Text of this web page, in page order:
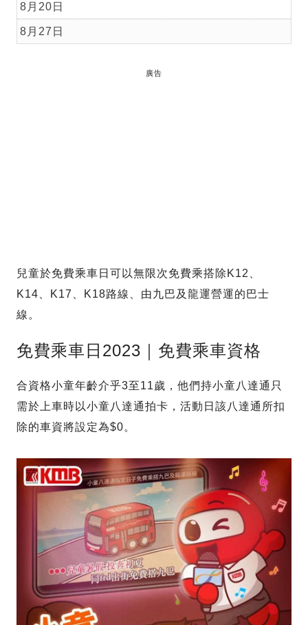
8月20日
8月27日
廣告
兒童於免費乘車日可以無限次免費乘搭除K12、
K14、K17、K18路線、由九巴及龍運營運的巴士
線。
免費乘車日2023｜免費乘車資格
合資格小童年齡介乎3至11歲，他們持小童八達通只
需於上車時以小童八達通拍卡，活動日該八達通所扣
除的車資將設定為$0。